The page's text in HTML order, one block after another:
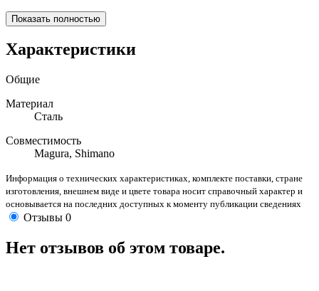
Показать полностью
Характеристики
Общие
Материал
Сталь
Совместимость
Magura, Shimano
Информация о технических характеристиках, комплекте поставки, стране
изготовления, внешнем виде и цвете товара носит справочный характер и
основывается на последних доступных к моменту публикации сведениях
Отзывы 0
Нет отзывов об этом товаре.